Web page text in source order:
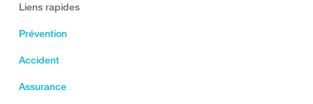
Liens rapides
Prévention
Accident
Assurance